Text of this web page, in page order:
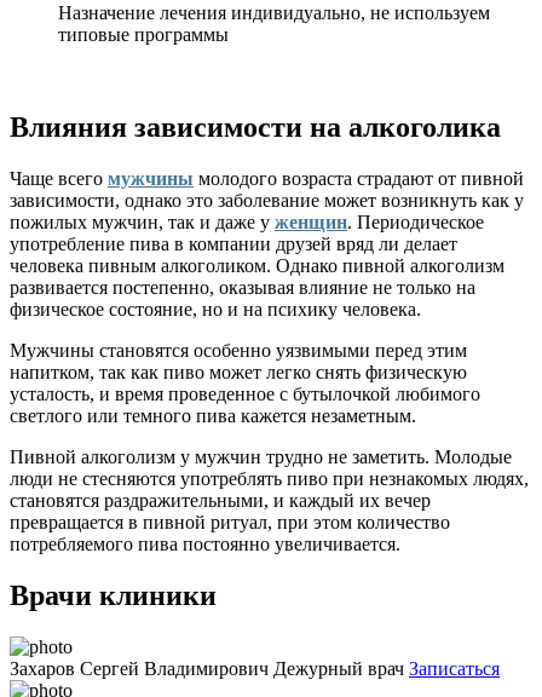
Назначение лечения индивидуально, не используем
типовые программы
Влияния зависимости на алкоголика
Чаще всего мужчины молодого возраста страдают от пивной
зависимости, однако это заболевание может возникнуть как у
пожилых мужчин, так и даже у женщин. Периодическое
употребление пива в компании друзей вряд ли делает
человека пивным алкоголиком. Однако пивной алкоголизм
развивается постепенно, оказывая влияние не только на
физическое состояние, но и на психику человека.
Мужчины становятся особенно уязвимыми перед этим
напитком, так как пиво может легко снять физическую
усталость, и время проведенное с бутылочкой любимого
светлого или темного пива кажется незаметным.
Пивной алкоголизм у мужчин трудно не заметить. Молодые
люди не стесняются употреблять пиво при незнакомых людях,
становятся раздражительными, и каждый их вечер
превращается в пивной ритуал, при этом количество
потребляемого пива постоянно увеличивается.
Врачи клиники
Захаров Сергей Владимирович Дежурный врач Записаться